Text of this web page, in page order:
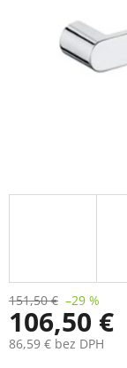
151,50 € –29 %
106,50 €
86,59 € bez DPH